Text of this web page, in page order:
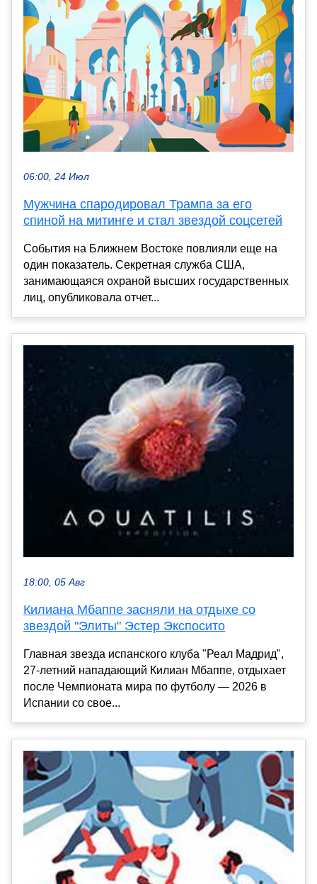
06:00, 24 Июл
Мужчина спародировал Трампа за его
спиной на митинге и стал звездой соцсетей
События на Ближнем Востоке повлияли еще на
один показатель. Секретная служба США,
занимающаяся охраной высших государственных
лиц, опубликовала отчет...
18:00, 05 Авг
Килиана Мбаппе засняли на отдыхе со
звездой "Элиты" Эстер Экспосито
Главная звезда испанского клуба "Реал Мадрид",
27-летний нападающий Килиан Мбаппе, отдыхает
после Чемпионата мира по футболу — 2026 в
Испании со свое...